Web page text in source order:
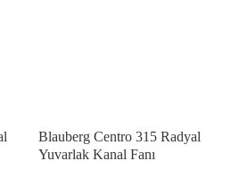
Blauberg Centro 315 Radyal
Yuvarlak Kanal Fanı